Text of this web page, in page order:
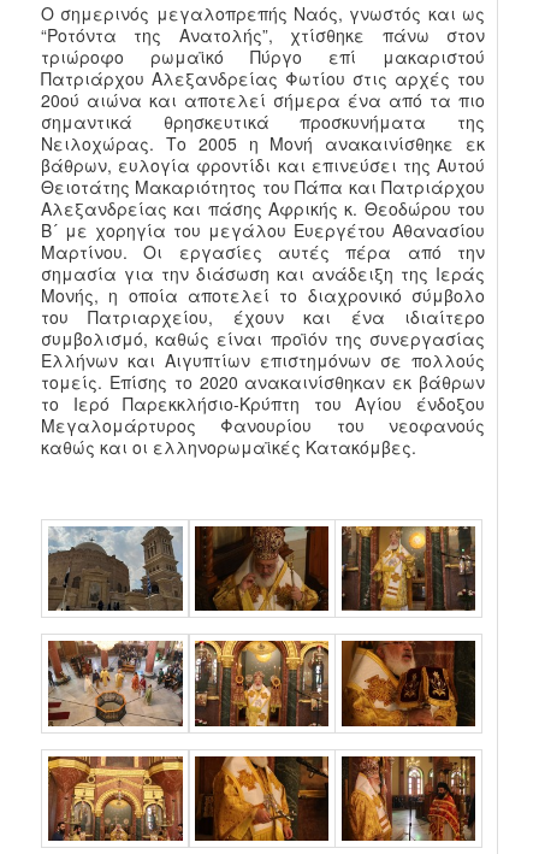
Ο σημερινός μεγαλοπρεπής Ναός, γνωστός και ως
“Ροτόντα της Ανατολής”, χτίσθηκε πάνω στον
τριώροφο ρωμαϊκό Πύργο επί μακαριστού
Πατριάρχου Αλεξανδρείας Φωτίου στις αρχές του
20ού αιώνα και αποτελεί σήμερα ένα από τα πιο
σημαντικά θρησκευτικά προσκυνήματα της
Νειλοχώρας. Το 2005 η Μονή ανακαινίσθηκε εκ
βάθρων, ευλογία φροντίδι και επινεύσει της Αυτού
Θειοτάτης Μακαριότητος του Πάπα και Πατριάρχου
Αλεξανδρείας και πάσης Αφρικής κ. Θεοδώρου του
Β´ με χορηγία του μεγάλου Ευεργέτου Αθανασίου
Μαρτίνου. Οι εργασίες αυτές πέρα από την
σημασία για την διάσωση και ανάδειξη της Ιεράς
Μονής, η οποία αποτελεί το διαχρονικό σύμβολο
του Πατριαρχείου, έχουν και ένα ιδιαίτερο
συμβολισμό, καθώς είναι προϊόν της συνεργασίας
Ελλήνων και Αιγυπτίων επιστημόνων σε πολλούς
τομείς. Επίσης το 2020 ανακαινίσθηκαν εκ βάθρων
το Ιερό Παρεκκλήσιο-Κρύπτη του Αγίου ένδοξου
Μεγαλομάρτυρος Φανουρίου του νεοφανούς
καθώς και οι ελληνορωμαϊκές Κατακόμβες.